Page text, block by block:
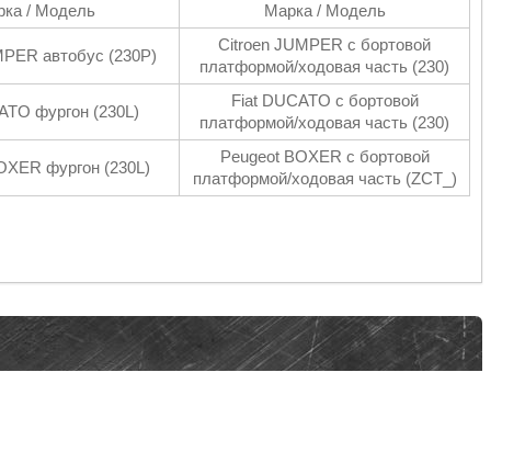
/ Модель Марка / Модель
автобус (230P)
Citroen JUMPER c бортовой
платформой/ходовая часть (230)
фургон (230L)
Fiat DUCATO c бортовой
платформой/ходовая часть (230)
фургон (230L)
Peugeot BOXER c бортовой
платформой/ходовая часть (ZCT_)